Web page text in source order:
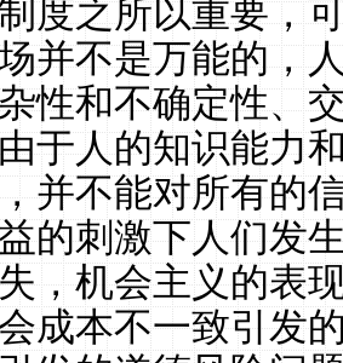
度之所以重要，
并不是万能的，
性和不确定性、
于人的知识能力
并不能对所有的
的刺激下人们发
，机会主义的表
成本不一致引发